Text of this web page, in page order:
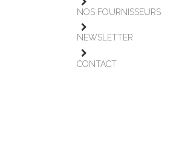
NOS FOURNISSEURS
NEWSLETTER
CONTACT